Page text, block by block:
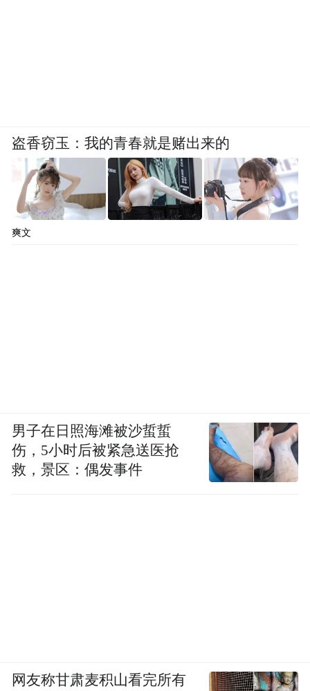
盗香窃玉：我的青春就是赌出来的
爽文
男子在日照海滩被沙蜇蜇
伤，5小时后被紧急送医抢
救，景区：偶发事件
网友称甘肃麦积山看完所有